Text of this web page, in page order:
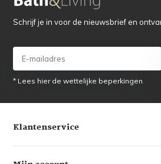
Schrijf je in voor de nieuwsbrief en
* Lees hier de wettelijke beperkingen
Klantenservice